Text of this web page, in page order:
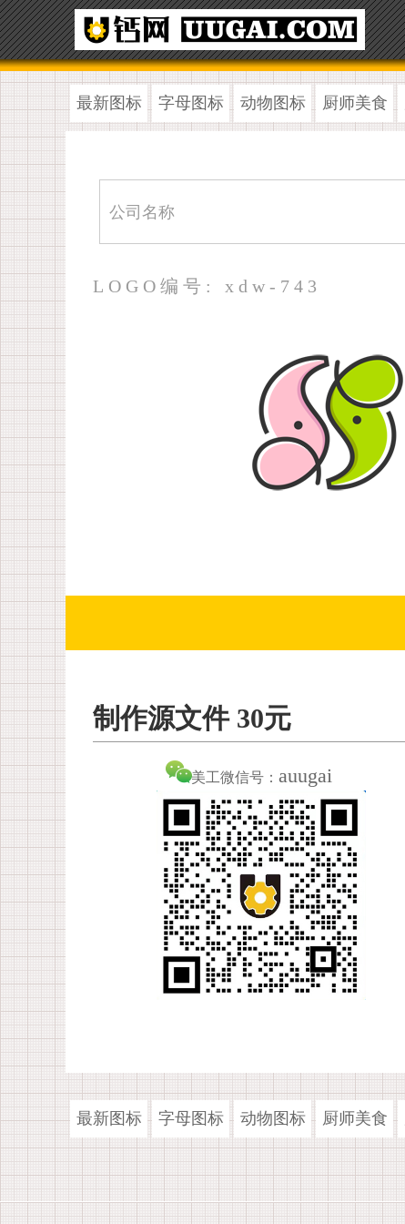
最新图标 字母图标 动物图标 厨师美食
LOGO编号: xdw-743
制作源文件 30元
美工微信号： auugai
最新图标 字母图标 动物图标 厨师美食